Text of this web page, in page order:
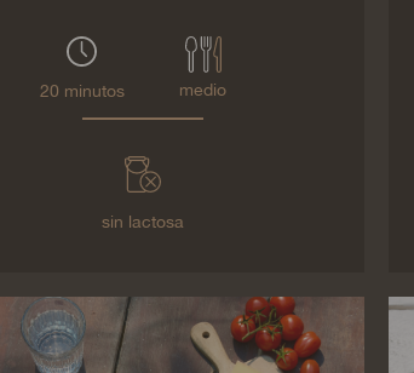
20 minutos medio
sin lactosa